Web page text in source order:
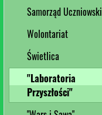
Samorząd Uczniowski
Wolontariat
Świetlica
"Laboratoria
Przyszłości"